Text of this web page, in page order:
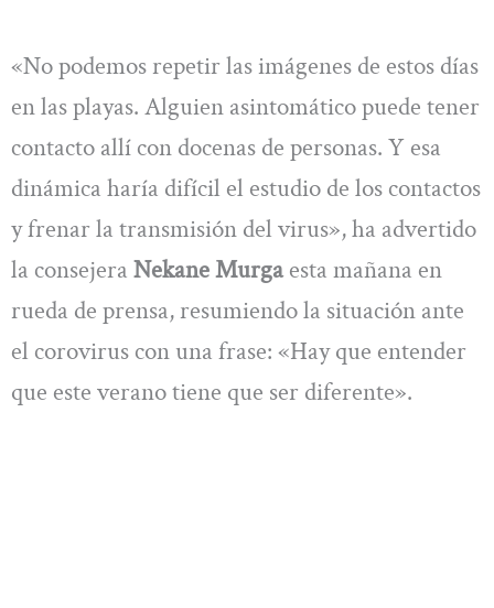
«No podemos repetir las imágenes de estos días
en las playas. Alguien asintomático puede tener
contacto allí con docenas de personas. Y esa
dinámica haría difícil el estudio de los contactos
y frenar la transmisión del virus», ha advertido
la consejera Nekane Murgaesta mañana en
rueda de prensa, resumiendo la situación ante
el corovirus con una frase: «Hay que entender
que este verano tiene que ser diferente».